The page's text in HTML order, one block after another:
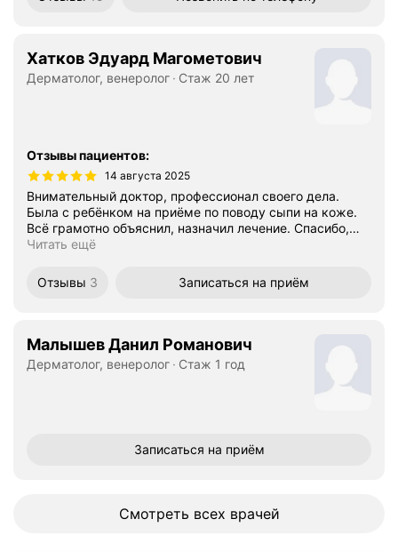
Хатков Эдуард Магометович
Дерматолог, венеролог Стаж 20 лет
Отзывы пациентов:
14 августа 2025
Внимательный доктор, профессионал своего дела.
Была с ребёнком на приёме по поводу сыпи на коже.
Всё грамотно объяснил, назначил лечение. Спасибо,…
Читать ещё
Отзывы 3 Записаться на приём
Малышев Данил Романович
Дерматолог, венеролог Стаж 1 год
Записаться на приём
Смотреть всех врачей